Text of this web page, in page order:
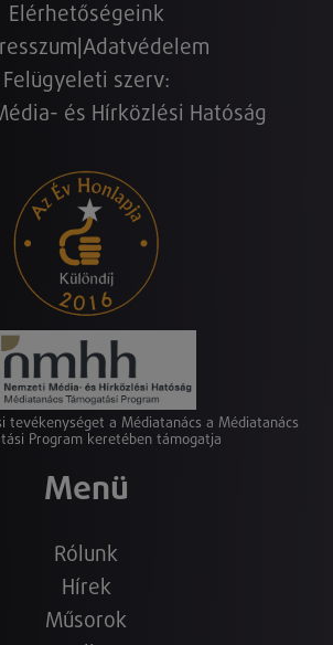
Elérhetőségeink
Adatvédelem
Felügyeleti szerv:
és Hírközlési Hatóság
tevékenységet a Médiatanács a Médiatanács
Program keretében támogatja
Menü
Rólunk
Hírek
Műsorok